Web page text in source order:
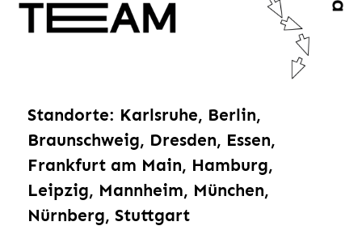
Standorte: Karlsruhe, Berlin,
Braunschweig, Dresden, Essen,
Frankfurt am Main, Hamburg,
Leipzig, Mannheim, München,
Nürnberg, Stuttgart